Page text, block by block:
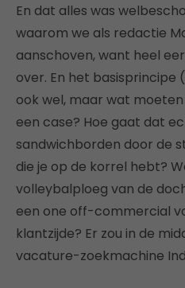
En dat alles was
waarom we als redactie
aanschoven, want heel
over. En het basisprincipe
ook wel, maar wat
een case? Hoe gaat dat
sandwichborden door de
die je op de korrel hebt?
volleybalploeg van de
een one off-commercial
klantzijde? Er zou in de
vacature-zoekmachine